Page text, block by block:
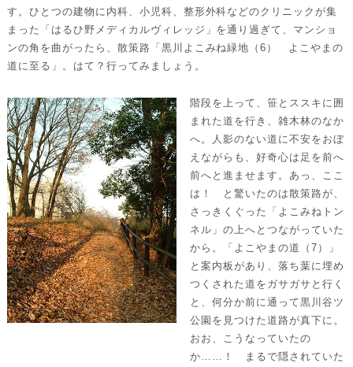
す。ひとつの建物に内科、小児科、整形外科などのクリニックが集
まった「はるひ野メディカルヴィレッジ」を通り過ぎて、マンショ
ンの角を曲がったら、散策路「黒川よこみね緑地（6） よこやまの
道に至る」。はて？行ってみましょう。
階段を上って、笹とススキに囲
まれた道を行き、雑木林のなか
へ。人影のない道に不安をおぼ
えながらも、好奇心は足を前へ
前へと進ませます。あっ、ここ
は！ と驚いたのは散策路が、
さっきくぐった「よこみねトン
ネル」の上へとつながっていた
から。「よこやまの道（7）」
と案内板があり、落ち葉に埋め
つくされた道をガサガサと行く
と、何分か前に通って黒川谷ツ
公園を見つけた道路が真下に。
おお、こうなっていたの
か……！ まるで隠されていた